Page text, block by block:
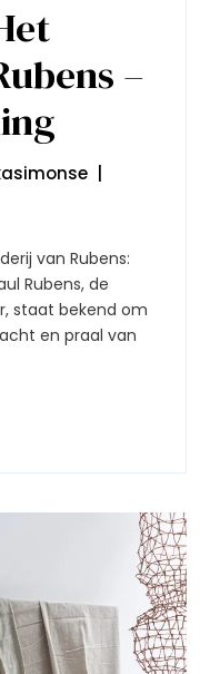
–
Het
Van
Kruisafneming
Meesterwerk:
Van
Rubens
–
De
Rubens, de
staat bekend om
en praal van